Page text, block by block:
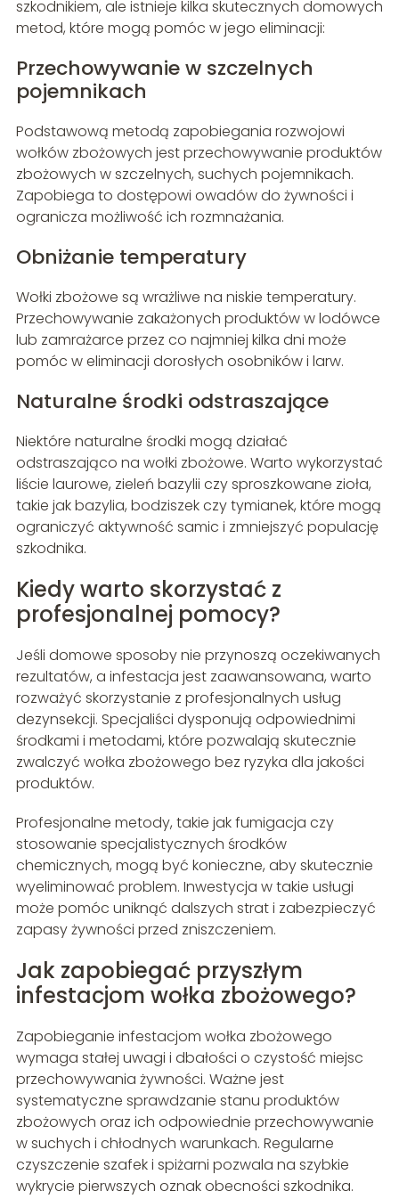
szkodnikiem, ale istnieje kilka skutecznych domowych
metod, które mogą pomóc w jego eliminacji:
Przechowywanie w szczelnych
pojemnikach
Podstawową metodą zapobiegania rozwojowi
wołków zbożowych jest przechowywanie produktów
zbożowych w szczelnych, suchych pojemnikach.
Zapobiega to dostępowi owadów do żywności i
ogranicza możliwość ich rozmnażania.
Obniżanie temperatury
Wołki zbożowe są wrażliwe na niskie temperatury.
Przechowywanie zakażonych produktów w lodówce
lub zamrażarce przez co najmniej kilka dni może
pomóc w eliminacji dorosłych osobników i larw.
Naturalne środki odstraszające
Niektóre naturalne środki mogą działać
odstraszająco na wołki zbożowe. Warto wykorzystać
liście laurowe, zieleń bazylii czy sproszkowane zioła,
takie jak bazylia, bodziszek czy tymianek, które mogą
ograniczyć aktywność samic i zmniejszyć populację
szkodnika.
Kiedy warto skorzystać z
profesjonalnej pomocy?
Jeśli domowe sposoby nie przynoszą oczekiwanych
rezultatów, a infestacja jest zaawansowana, warto
rozważyć skorzystanie z profesjonalnych usług
dezynsekcji. Specjaliści dysponują odpowiednimi
środkami i metodami, które pozwalają skutecznie
zwalczyć wołka zbożowego bez ryzyka dla jakości
produktów.
Profesjonalne metody, takie jak fumigacja czy
stosowanie specjalistycznych środków
chemicznych, mogą być konieczne, aby skutecznie
wyeliminować problem. Inwestycja w takie usługi
może pomóc uniknąć dalszych strat i zabezpieczyć
zapasy żywności przed zniszczeniem.
Jak zapobiegać przyszłym
infestacjom wołka zbożowego?
Zapobieganie infestacjom wołka zbożowego
wymaga stałej uwagi i dbałości o czystość miejsc
przechowywania żywności. Ważne jest
systematyczne sprawdzanie stanu produktów
zbożowych oraz ich odpowiednie przechowywanie
w suchych i chłodnych warunkach. Regularne
czyszczenie szafek i spiżarni pozwala na szybkie
wykrycie pierwszych oznak obecności szkodnika.